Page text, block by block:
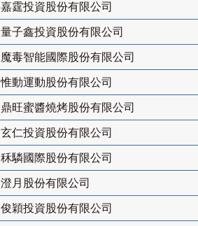
嘉霆投資股份有限公司
量子鑫投資股份有限公司
魔毒智能國際股份有限公司
惟動運動股份有限公司
鼎旺蜜醬燒烤股份有限公司
玄仁投資股份有限公司
秝驎國際股份有限公司
澄月股份有限公司
俊穎投資股份有限公司